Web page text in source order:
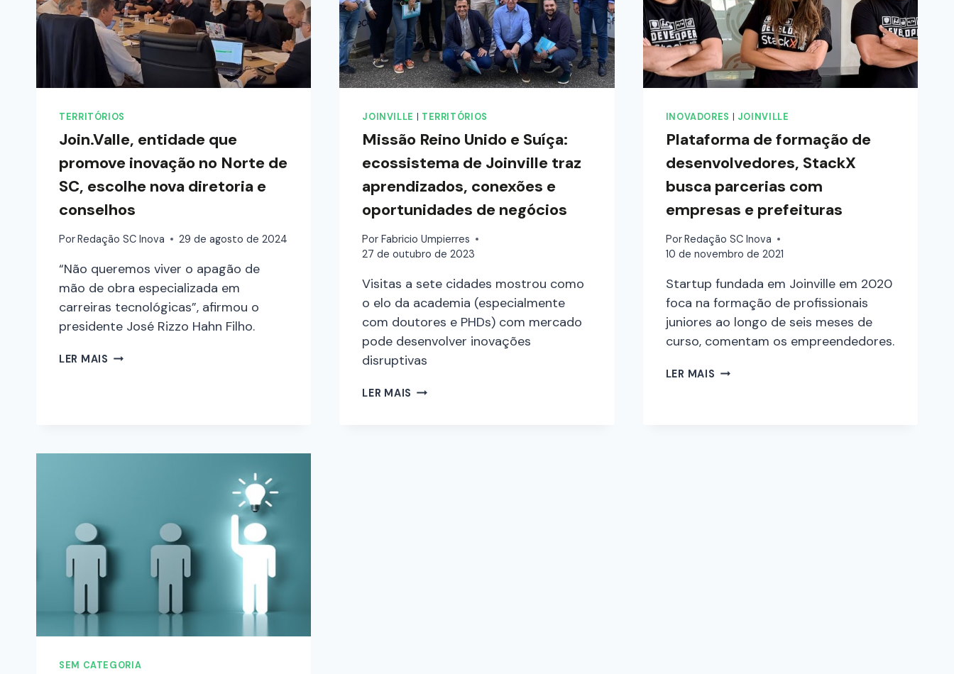
TERRITÓRIOS
Join.Valle, entidade que
promove inovação no Norte de
SC, escolhe nova diretoria e
conselhos
PorRedação SC Inova 29 de agosto de 2024
“Não queremos viver o apagão de
mão de obra especializada em
carreiras tecnológicas”, afirmou o
presidente José Rizzo Hahn Filho.
LER MAIS
JOINVILLE TERRITÓRIOS
Missão Reino Unido e Suíça:
ecossistema de Joinville traz
aprendizados, conexões e
oportunidades de negócios
Por Fabricio Umpierres
27 de outubro de 2023
Visitas a sete cidades mostrou como
o elo da academia (especialmente
com doutores e PHDs) com mercado
pode desenvolver inovações
disruptivas
LER MAIS
INOVADORES JOINVILLE
Plataforma de formação de
desenvolvedores, StackX
busca parcerias com
empresas e prefeituras
PorRedação SC Inova
10 de novembro de 2021
Startup fundada em Joinville em 2020
foca na formação de profissionais
juniores ao longo de seis meses de
curso, comentam os empreendedores.
LER MAIS
SEM CATEGORIA